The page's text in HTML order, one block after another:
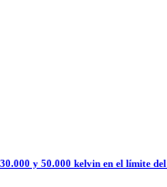
y 50.000 kelvin en el límite